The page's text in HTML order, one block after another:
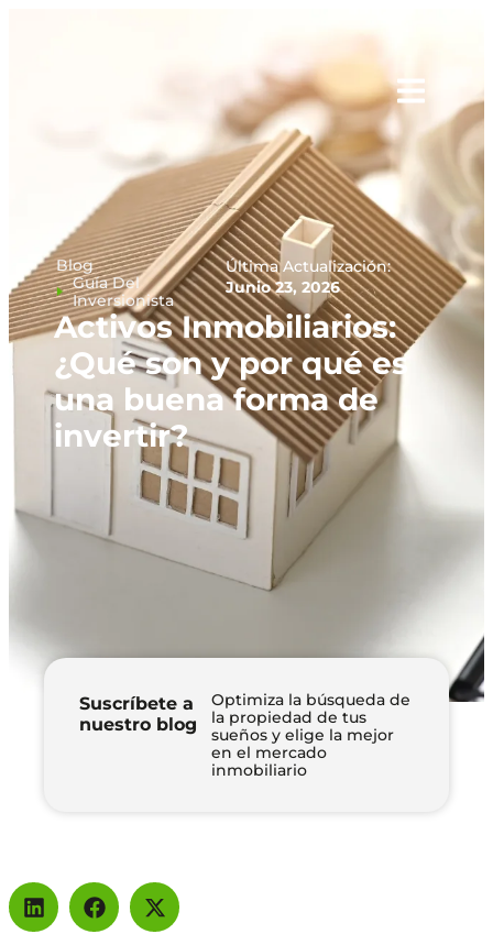
Blog
Guía Del
Inversionista
Última Actualización:
Junio 23, 2026
Activos Inmobiliarios:
¿Qué son y por qué es
una buena forma de
invertir?
Suscríbete a
nuestro blog
Optimiza la búsqueda de
la propiedad de tus
sueños y elige la mejor
en el mercado
inmobiliario